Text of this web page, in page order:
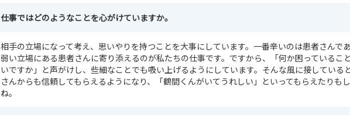
仕事ではどのようなことを心がけていますか。
相手の立場になって考え、思いやりを持つことを大事にしています。一番辛いのは患者さんであ
弱い立場にある患者さんに寄り添えるのが私たちの仕事です。ですから、「何か困っているこ
いですか」と声がけし、些細なことでも吸い上げるようにしています。そんな風に接している
さんからも信頼してもらえるようになり、「鶴間くんがいてうれしい」といってもらえたりも
ね。